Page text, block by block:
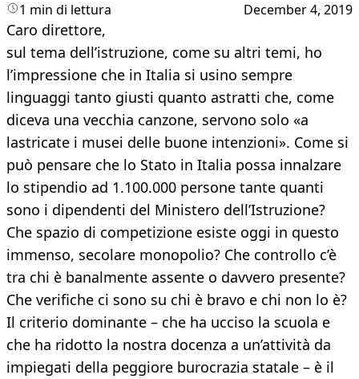
1 min di lettura December 4, 2019
Caro direttore,
sul tema dell’istruzione, come su altri temi, ho
l’impressione che in Italia si usino sempre
linguaggi tanto giusti quanto astratti che, come
diceva una vecchia canzone, servono solo «a
lastricate i musei delle buone intenzioni». Come si
può pensare che lo Stato in Italia possa innalzare
lo stipendio ad 1.100.000 persone tante quanti
sono i dipendenti del Ministero dell’Istruzione?
Che spazio di competizione esiste oggi in questo
immenso, secolare monopolio? Che controllo c’è
tra chi è banalmente assente o davvero presente?
Che verifiche ci sono su chi è bravo e chi non lo è?
Il criterio dominante – che ha ucciso la scuola e
che ha ridotto la nostra docenza a un’attività da
impiegati della peggiore burocrazia statale – è il